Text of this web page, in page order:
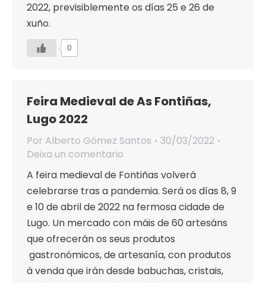
2022, previsiblemente os días 25 e 26 de
xuño.
0
Feira Medieval de As Fontiñas,
Lugo 2022
Por Alberto Gómez Santos
30/03/2022
Deixa un comentario
A feira medieval de Fontiñas volverá
celebrarse tras a pandemia. Será os días 8, 9
e 10 de abril de 2022 na fermosa cidade de
Lugo. Un mercado con máis de 60 artesáns
que ofrecerán os seus produtos
gastronómicos, de artesanía, con produtos
á venda que irán desde babuchas, cristais,